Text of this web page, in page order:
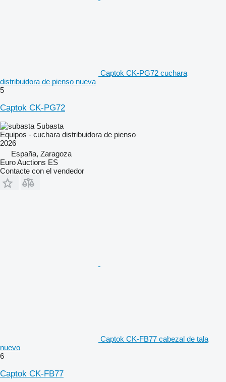
Captok CK-PG72 cuchara
distribuidora de pienso nueva
5
Captok CK-PG72
Subasta
Equipos - cuchara distribuidora de pienso
2026
España, Zaragoza
Euro Auctions ES
Contacte con el vendedor
Captok CK-FB77 cabezal de tala
nuevo
6
Captok CK-FB77